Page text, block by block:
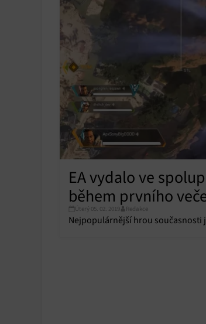
EA vydalo ve
během prvního
Úterý 05. 02. 2019 Redakce
Nejpopulárnější hrou